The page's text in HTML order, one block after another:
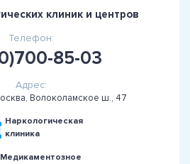
клиник и центров
Телефон:
85-03
Адрес:
Волоколамское ш., 47
Наркологическая
клиника
Медикаментозное